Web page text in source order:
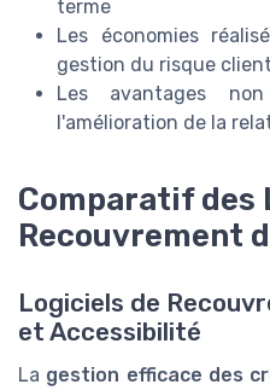
terme
Les économies
gestion du risque client
Les avantages
l'amélioration de la
Comparatif des
Recouvrement
Logiciels de
et Accessibilité
La gestion efficace des